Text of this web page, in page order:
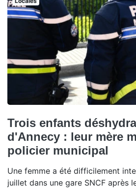
Trois enfants
d'Annecy : leur mère
policier municipal
Une femme a été difficilement
juillet dans une gare SNCF après